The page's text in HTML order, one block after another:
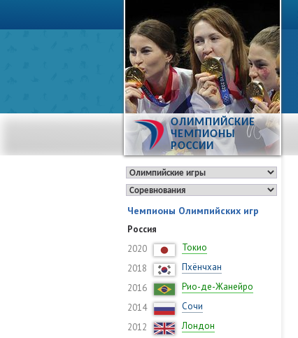
ОЛИМПИЙСКИЕ
ЧЕМПИОНЫ
РОССИИ
Чемпионы Олимпийских игр
Россия
2020
Токио
2018
Пхёнчхан
2016
Рио-де-Жанейро
2014
Сочи
2012
Лондон